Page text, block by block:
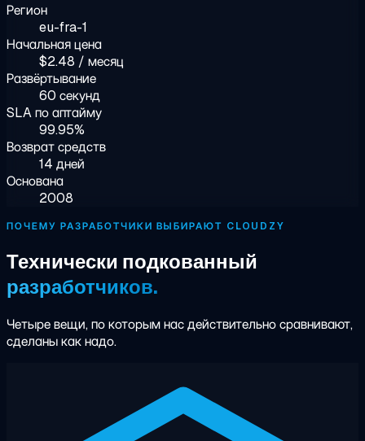
Регион
eu-fra-1
Начальная цена
$2.48 / месяц
Развёртывание
60 секунд
SLA по аптайму
99.95%
Возврат средств
14 дней
Основана
2008
ПОЧЕМУ РАЗРАБОТЧИКИ ВЫБИРАЮТ CLOUDZY
Технически подкованный
разработчиков.
Четыре вещи, по которым нас действительно сравнивают,
сделаны как надо.